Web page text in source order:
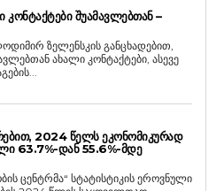
ᲙᲝᲜᲢᲐᲥᲢᲔᲑᲘ ᲨᲣᲐᲛᲐᲕᲚᲔᲑᲗᲐᲜ –
ზელენსკის განცხადებით,
ახალი კონტაქტები, ასევე
2024 ᲬᲔᲚᲡ ᲔᲙᲝᲜᲝᲛᲘᲙᲣᲠᲐᲓ
63.7%-ᲓᲐᲜ 55.6%-ᲛᲓᲔ
ცენტრმა“ სტატისტიკის ეროვნული